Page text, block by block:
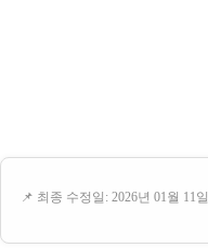
📌 최종 수정일: 2026년 01월 11일